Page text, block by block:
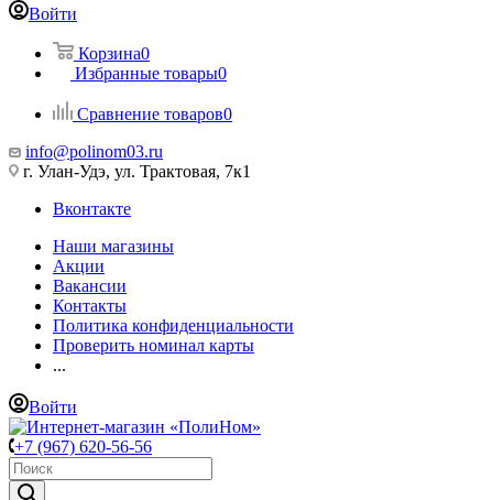
Войти
Корзина0
Избранные товары0
Сравнение товаров0
info@polinom03.ru
г. Улан-Удэ, ул. Трактовая, 7к1
Вконтакте
Наши магазины
Акции
Вакансии
Контакты
Политика конфиденциальности
Проверить номинал карты
...
Войти
+7 (967) 620-56-56